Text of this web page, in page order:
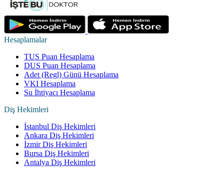
Hesaplamalar
TUS Puan Hesaplama
DUS Puan Hesaplama
Adet (Regl) Günü Hesaplama
VKI Hesaplama
Su İhtiyacı Hesaplama
Diş Hekimleri
İstanbul Diş Hekimleri
Ankara Diş Hekimleri
İzmir Diş Hekimleri
Bursa Diş Hekimleri
Antalya Diş Hekimleri